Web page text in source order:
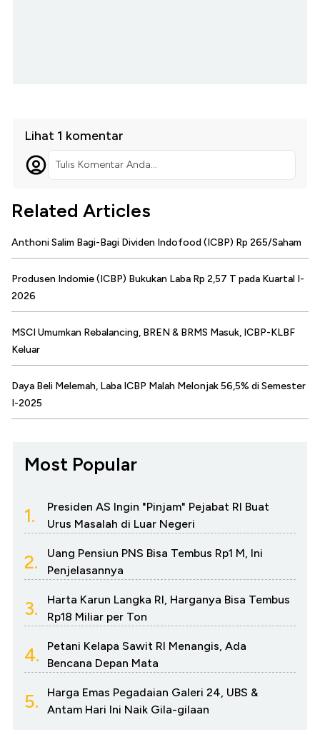
Lihat 1 komentar
Tulis Komentar Anda...
Related Articles
Anthoni Salim Bagi-Bagi Dividen Indofood (ICBP) Rp 265/Saham
Produsen Indomie (ICBP) Bukukan Laba Rp 2,57 T pada Kuartal I-
2026
MSCI Umumkan Rebalancing, BREN & BRMS Masuk, ICBP-KLBF
Keluar
Daya Beli Melemah, Laba ICBP Malah Melonjak 56,5% di Semester
I-2025
Most Popular
1.
Presiden AS Ingin "Pinjam" Pejabat RI Buat
Urus Masalah di Luar Negeri
2.
Uang Pensiun PNS Bisa Tembus Rp1 M, Ini
Penjelasannya
3.
Harta Karun Langka RI, Harganya Bisa Tembus
Rp18 Miliar per Ton
4.
Petani Kelapa Sawit RI Menangis, Ada
Bencana Depan Mata
5.
Harga Emas Pegadaian Galeri 24, UBS &
Antam Hari Ini Naik Gila-gilaan